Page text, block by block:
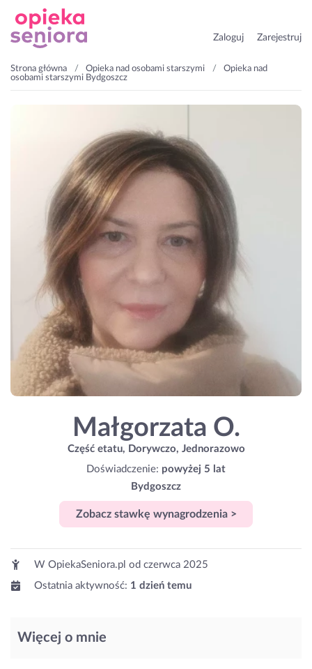
Zaloguj Zarejestruj
Strona główna Opieka nad osobami starszymi
Opieka nad
osobami starszymi Bydgoszcz
Małgorzata O.
Część etatu, Dorywczo, Jednorazowo
Doświadczenie: powyżej 5 lat
Bydgoszcz
Zobacz stawkę wynagrodzenia >
W OpiekaSeniora.pl od czerwca 2025
Ostatnia aktywność: 1 dzień temu
Więcej o mnie